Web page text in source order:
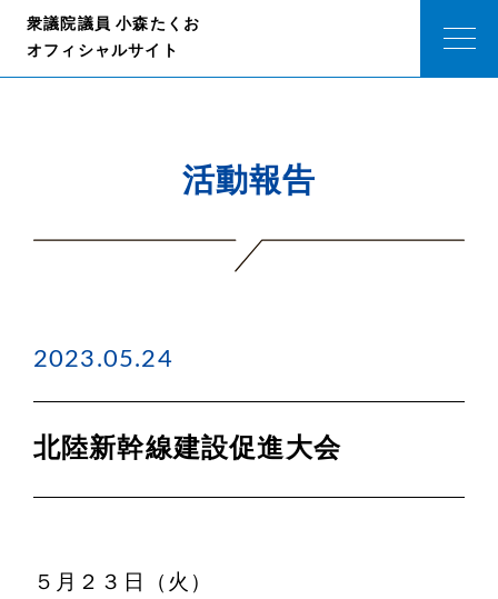
衆議院議員 小森たくお
オフィシャルサイト
活動報告
2023.05.24
北陸新幹線建設促進大会
５月２３日（火）